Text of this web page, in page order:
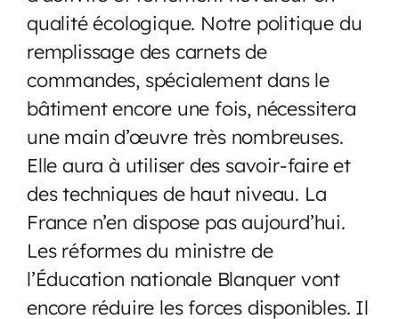
qualité écologique. Notre politique du
remplissage des carnets de
commandes, spécialement dans le
bâtiment encore une fois, nécessitera
une main d’œuvre très nombreuses.
Elle aura à utiliser des savoir-faire et
des techniques de haut niveau. La
France n’en dispose pas aujourd’hui.
Les réformes du ministre de
l’Éducation nationale Blanquer vont
encore réduire les forces disponibles. Il